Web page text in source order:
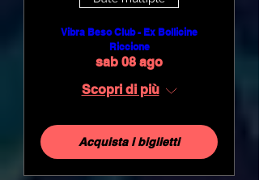
Vibra Beso Club - Ex Bollicine
Riccione
sab 08 ago
Scopri di più
Acquista i biglietti